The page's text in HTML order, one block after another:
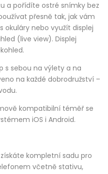
a pořídíte ostré snímky bez
přesně tak, jak vám
okuláry nebo využít displej
(live view). Displej
s sebou na výlety a na
na každé dobrodružství –
kompatibilní téměř se
iOS i Android.
kompletní sadu pro
včetně stativu,